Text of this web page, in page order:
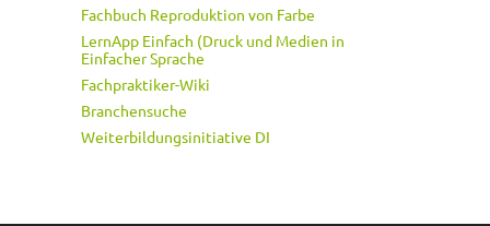
Fachbuch Reproduktion von Farbe
LernApp Einfach (Druck und Medien in
Einfacher Sprache
Fachpraktiker-Wiki
Branchensuche
Weiterbildungsinitiative DI